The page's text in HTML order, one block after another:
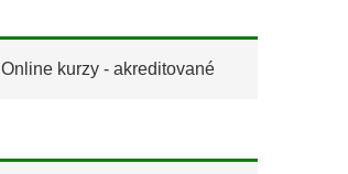
Online kurzy - akreditované